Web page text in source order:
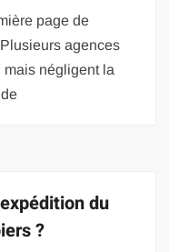
page de
agences
mais négligent la
du
?